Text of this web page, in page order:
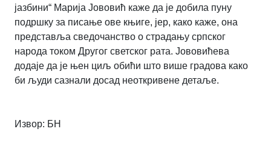
јазбини“ Марија Јововић каже да је добила пуну
подршку за писање ове књиге, јер, како каже, она
представља сведочанство о страдању српског
народа током Другог светског рата. Јововићева
додаје да је њен циљ обићи што више градова како
би људи сазнали досад неоткривене детаље.
Извор: БН